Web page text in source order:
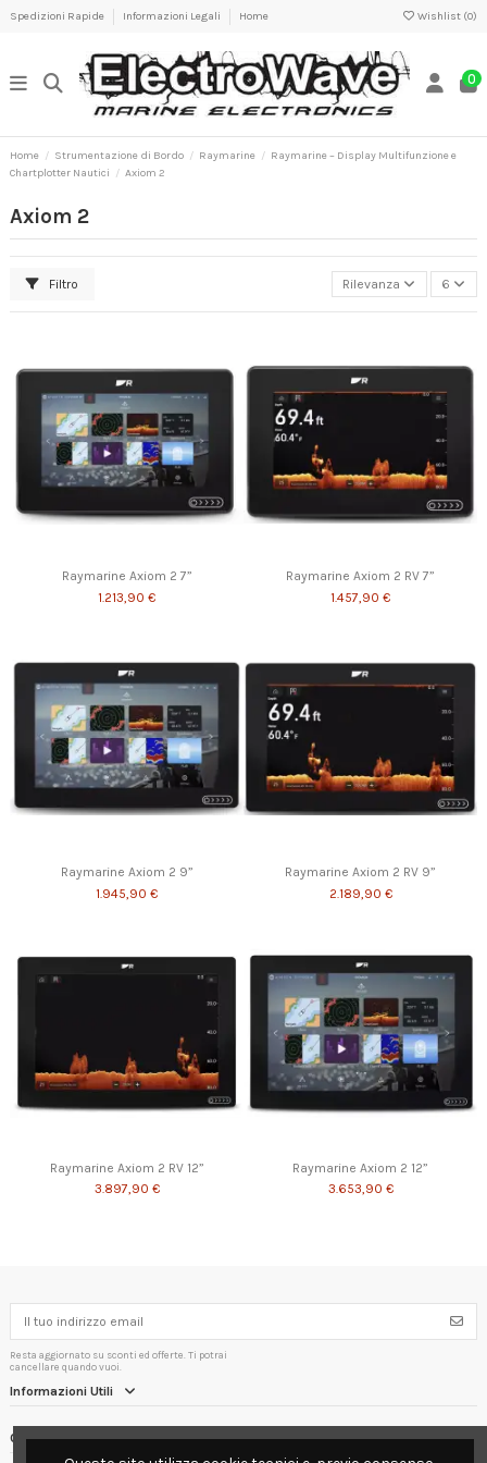
Spedizioni Rapide Informazioni Legali Home Wishlist (0)
0
Home Strumentazione di Bordo Raymarine
Raymarine – Display Multifunzione e
Chartplotter Nautici
Axiom 2
Axiom 2
Filtro Rilevanza 6
Raymarine Axiom 2 7”
1.213,90 €
Raymarine Axiom 2 RV 7”
1.457,90 €
Raymarine Axiom 2 9”
1.945,90 €
Raymarine Axiom 2 RV 9”
2.189,90 €
Raymarine Axiom 2 RV 12”
3.897,90 €
Raymarine Axiom 2 12”
3.653,90 €
Resta aggiornato su sconti ed offerte. Ti potrai
cancellare quando vuoi.
Informazioni Utili
Contact us